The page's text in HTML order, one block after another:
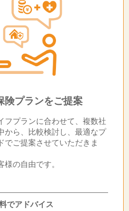
険プランをご提案
フプランに合わせて、複数社
から、比較検討し、最適なプ
でご提案させていただきま
様の自由です。
でアドバイス